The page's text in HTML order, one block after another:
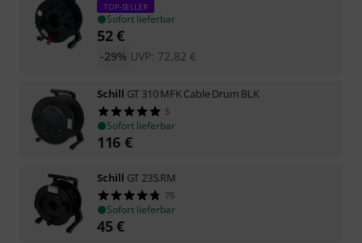
TOP-SELLER
Sofort lieferbar
52€
UVP: 72,82 €
-29%
Schill GT 310 MFK Cable Drum BLK
5
Sofort lieferbar
116 €
Schill GT 235.RM
75
Sofort lieferbar
45€